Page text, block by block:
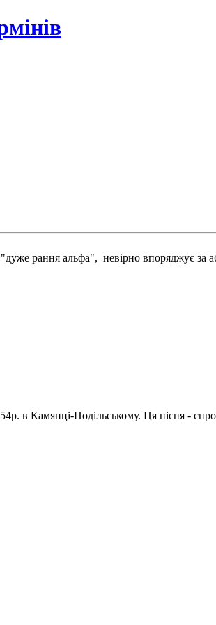
рання альфа", невірно впоряджує за
в Камянці-Подільському. Ця пісня -